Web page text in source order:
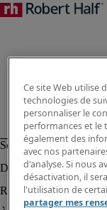
Ce site Web utilise
technologies de
personnaliser le
performances et le
également des
avec nos
d'analyse. Si nous
désactivation, il
l'utilisation de
partager mes